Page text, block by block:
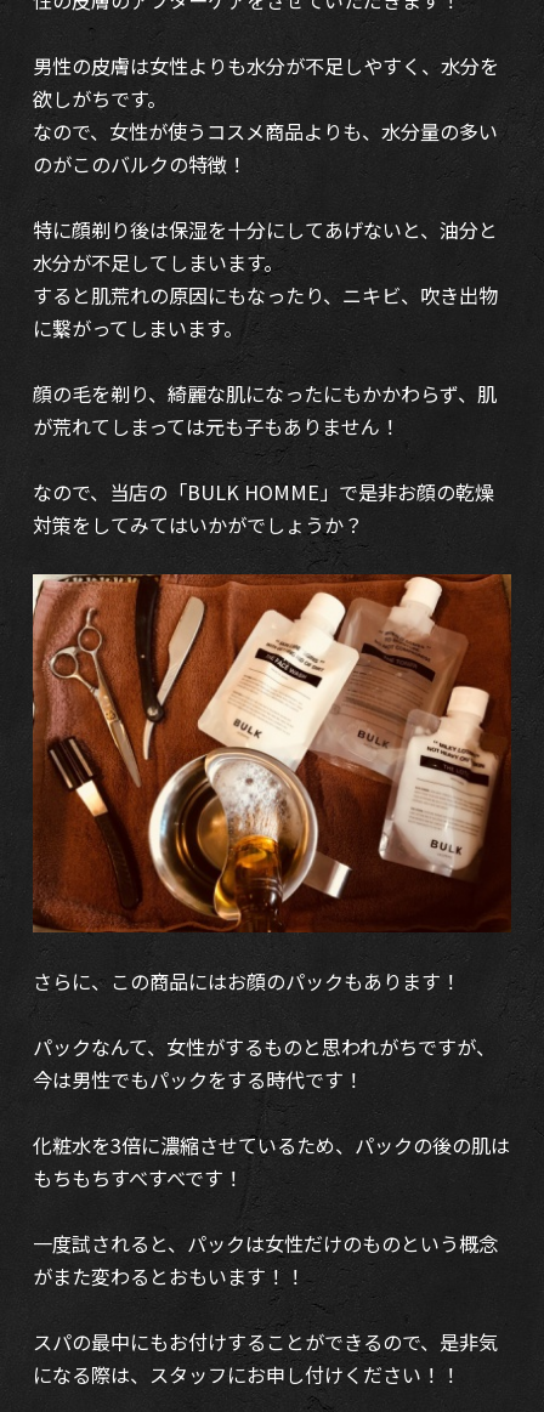
男性の皮膚は女性よりも水分が不足しやすく、水分を
欲しがちです。
なので、女性が使うコスメ商品よりも、水分量の多い
のがこのバルクの特徴！
特に顔剃り後は保湿を十分にしてあげないと、油分と
水分が不足してしまいます。
すると肌荒れの原因にもなったり、ニキビ、吹き出物
に繋がってしまいます。
顔の毛を剃り、綺麗な肌になったにもかかわらず、肌
が荒れてしまっては元も子もありません！
なので、当店の「BULK HOMME」で是非お顔の乾燥
対策をしてみてはいかがでしょうか？
さらに、この商品にはお顔のパックもあります！
パックなんて、女性がするものと思われがちですが、
今は男性でもパックをする時代です！
化粧水を3倍に濃縮させているため、パックの後の肌は
もちもちすべすべです！
一度試されると、パックは女性だけのものという概念
がまた変わるとおもいます！！
スパの最中にもお付けすることができるので、是非気
になる際は、スタッフにお申し付けください！！